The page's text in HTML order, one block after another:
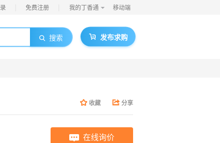
免费注册 我的丁香通 移动端
搜索 发布求购
收藏 分享
在线询价